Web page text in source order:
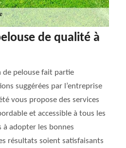
de qualité à
de pelouse fait partie
suggérées par l’entreprise
vous propose des services
et accessible à tous les
à adopter les bonnes
résultats soient satisfaisants